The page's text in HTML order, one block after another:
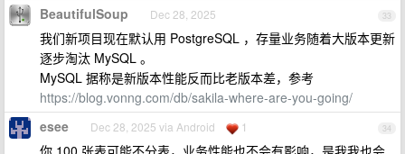
33
BeautifulSoup Dec 28, 2025
我们新项目现在默认用 PostgreSQL ，存量业务随着大版本更新
逐步淘汰 MySQL 。
MySQL 据称是新版本性能反而比老版本差，参考
https://blog.vonng.com/db/sakila-where-are-you-going/
34
esee Dec 28, 2025 via Android 1
你 100 张表可能不分表，业务性能也不会有影响，是我我也会